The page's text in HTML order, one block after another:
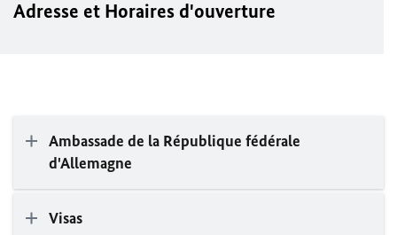
Adresse et Horaires d'ouverture
Ambassade de la République fédérale
d'Allemagne
Visas